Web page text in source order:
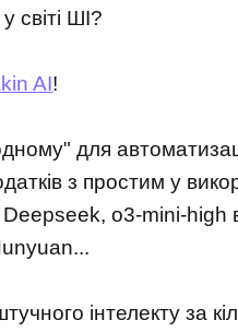
світі ШІ?
AI!
для
з простим у
Deepseek, o3-mini-high
інтелекту за